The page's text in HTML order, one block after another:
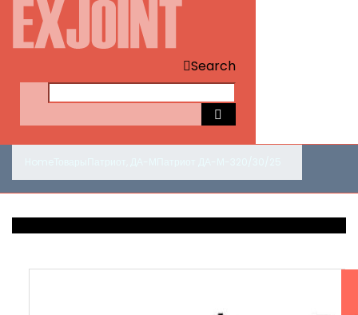
Search